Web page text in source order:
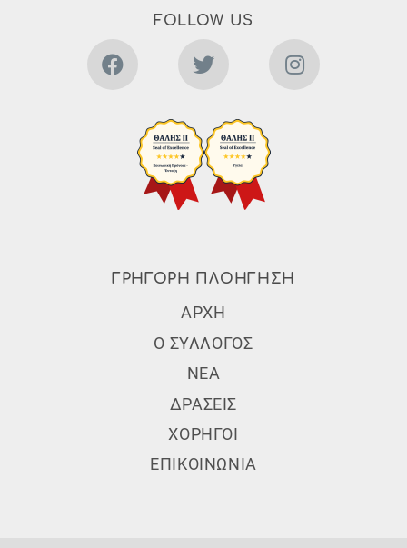
ΓΡΗΓΟΡΗ ΠΛΟΗΓΗΣΗ
Subfooter Menu
ΑΡΧΗ
Ο ΣΥΛΛΟΓΟΣ
ΝΕΑ
ΔΡΑΣΕΙΣ
ΧΟΡΗΓΟΙ
ΕΠΙΚΟΙΝΩΝΙΑ
FOLLOW US